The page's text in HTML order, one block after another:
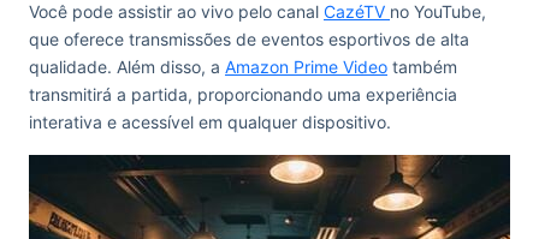
Você pode assistir ao vivo pelo canal CazéTV no YouTube,
que oferece transmissões de eventos esportivos de alta
qualidade. Além disso, a Amazon Prime Video também
transmitirá a partida, proporcionando uma experiência
interativa e acessível em qualquer dispositivo.